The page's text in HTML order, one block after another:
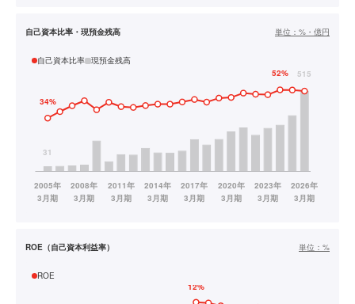
自己資本比率・現預金残高 単位： %・億円
自己資本比率 現預金残高
ROE（自己資本利益率） 単位： %
ROE